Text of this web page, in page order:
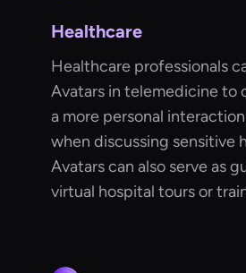
Healthcare
Healthcare professionals
Avatars in telemedicine to
a more personal
when discussing sensitive
Avatars can also serve as
virtual hospital tours or